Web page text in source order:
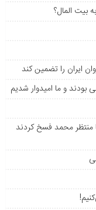
بیت المال؟
ایران را تضمین کند
بودند و ما امیدوار شدیم
منتظر محمد فسخ کردند